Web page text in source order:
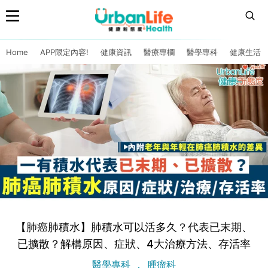
Home APP限定內容! 健康資訊 醫療專欄 醫學專科 健康生活
【肺癌肺積水】肺積水可以活多久？代表已末期、
已擴散？解構原因、症狀、4大治療方法、存活率
醫學專科 腫瘤科